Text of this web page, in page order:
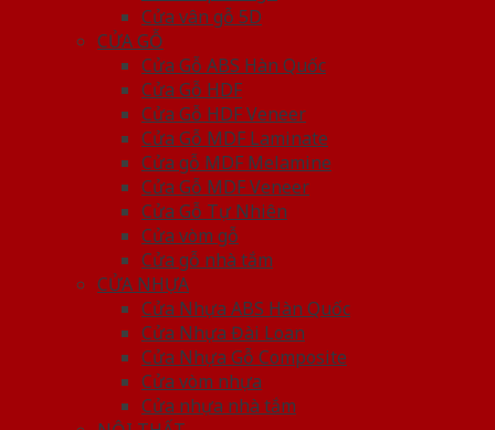
Cửa vân gỗ 5D
CỬA GỖ
Cửa Gỗ ABS Hàn Quốc
Cửa Gỗ HDF
Cửa Gỗ HDF Veneer
Cửa Gỗ MDF Laminate
Cửa gỗ MDF Melamine
Cửa Gỗ MDF Veneer
Cửa Gỗ Tự Nhiên
Cửa vòm gỗ
Cửa gỗ nhà tắm
CỬA NHỰA
Cửa Nhựa ABS Hàn Quốc
Cửa Nhựa Đài Loan
Cửa Nhựa Gỗ Composite
Cửa vòm nhựa
Cửa nhựa nhà tắm